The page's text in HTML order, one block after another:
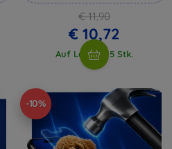
€ 11,90
€ 10,72
Auf Lager > 5 Stk.
-10%